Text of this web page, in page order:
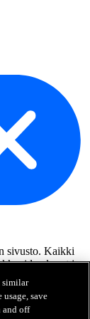
sivusto. Kaikki
logot ja
eikä niitä saa
© NHL 2026.
pelaajien
NHL:n ja
similar
save
and off